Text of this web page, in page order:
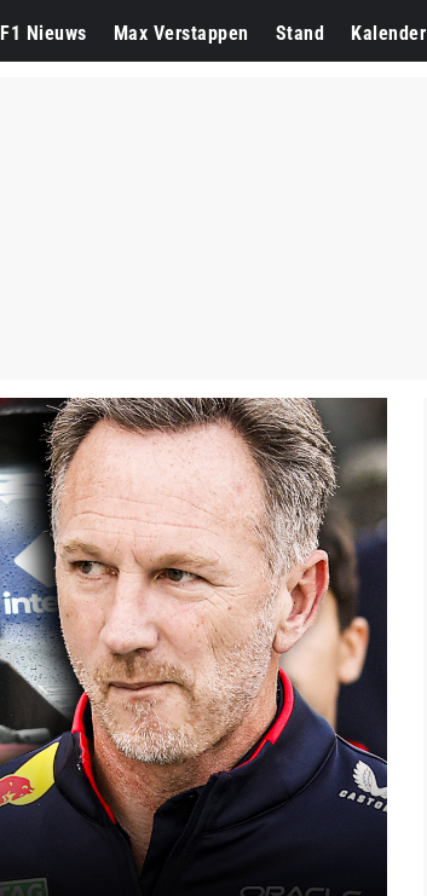
F1 Nieuws Max Verstappen Stand Kalender